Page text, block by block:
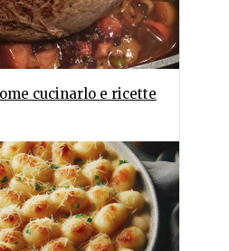
cucinarlo e ricette